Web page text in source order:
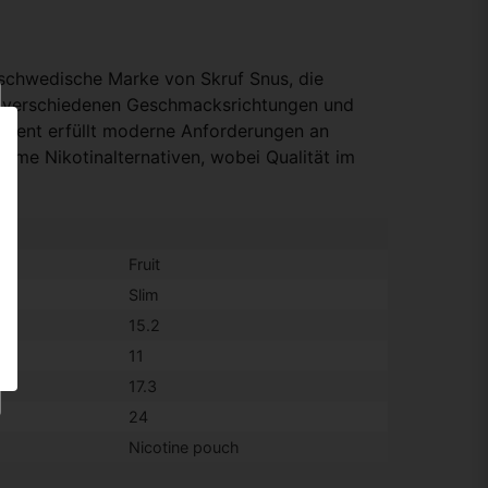
Marke von Skruf Snus, die
Geschmacksrichtungen und
erfüllt moderne Anforderungen an
Nikotinalternativen, wobei Qualität im
Fruit
Slim
15.2
11
17.3
24
Nicotine pouch